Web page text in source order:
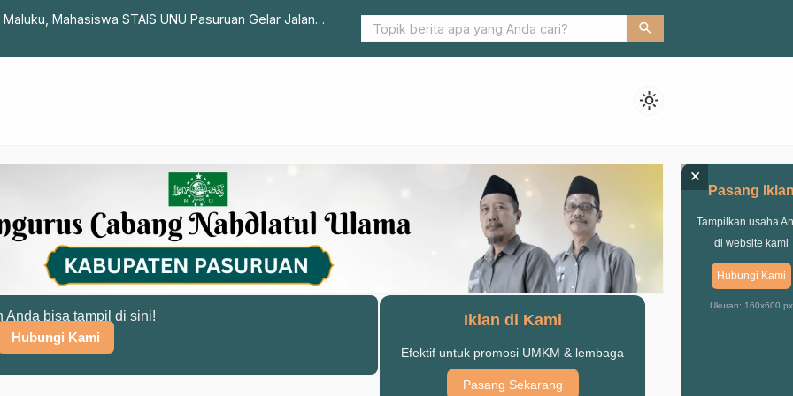
Mahasiswa STAIS UNU Pasuruan Gelar Jalan
Hendak Melawan Radikalisasi, Matan Universitas Yudharta Pasuruan Gelar
Literasi
search
light_mode
Anda bisa tampil di sini!
Hubungi Kami
Iklan di Kami
Efektif untuk promosi UMKM & lembaga
Pasang Sekarang
Pasang
Tampilkan usaha
di website kami
Hubungi Kami
Ukuran: 160x600 px
×